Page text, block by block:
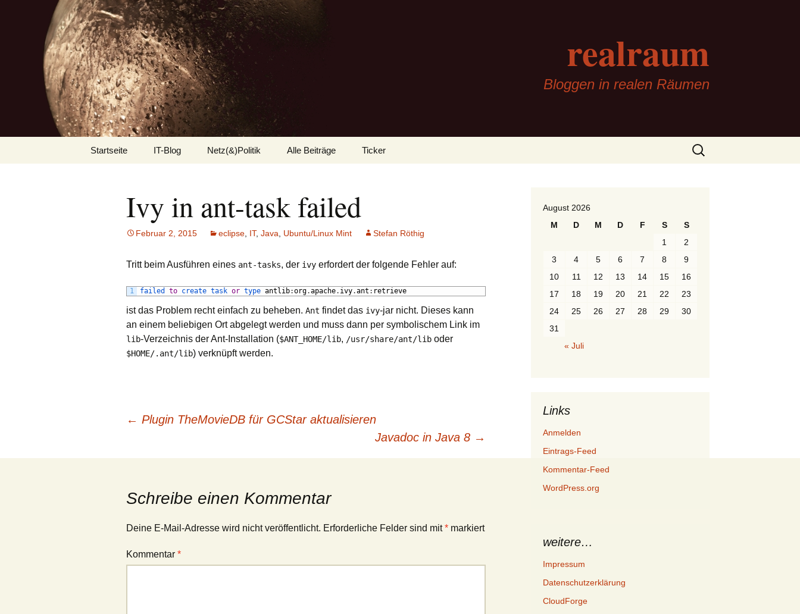
realraum
Bloggen in realen Räumen
Startseite IT-Blog
Applicationserver
eclipse
Java
JQuery (mobile),
HTML5, CSS3
Windows Batch
Netz(&)Politik Alle Beiträge Ticker
Suchen
nach:
Ivy in ant-task failed
Februar 2, 2015 eclipse IT, Java Ubuntu/Linux Mint Stefan Röthig
Tritt beim Ausführen eines ant-tasks, der ivy erfordert der folgende Fehler auf:
1 failed to create task or type antlib:org.apache. ivy.ant : retrieve
ist das Problem recht einfach zu beheben. Ant findet das ivy-jar nicht. Dieses kann
an einem beliebigen Ort abgelegt werden und muss dann per symbolischem Link im
lib-Verzeichnis der Ant-Installation ($ANT_HOME/lib, /usr/share/ant/lib oder
$HOME/.ant/lib) verknüpft werden.
Navigation
← Plugin TheMovieDB für GCStar aktualisieren
Javadoc in Java 8 →
Schreibe einen Kommentar
Deine E-Mail-Adresse wird nicht veröffentlicht. Erforderliche Felder sind mit* markiert
Kommentar *
August 2026
M
D M D F S
S
1
2
3
4 5 6 7 8
9
10
11 12 13 14 15
16
17
18 19 20 21 22
23
24
25 26 27 28 29
30
31
« Juli
Links
Anmelden
Eintrags-Feed
Kommentar-Feed
WordPress.org
weitere…
Impressum
Datenschutzerklärung
CloudForge